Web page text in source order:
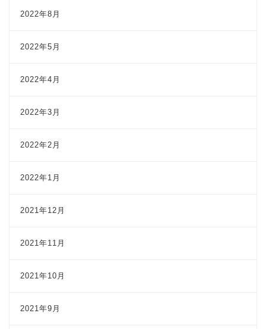
2022年8月
2022年5月
2022年4月
2022年3月
2022年2月
2022年1月
2021年12月
2021年11月
2021年10月
2021年9月